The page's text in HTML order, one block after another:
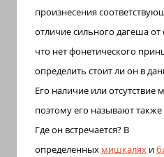
произнесения
отличие сильного дагеша от
что нет фонетического
определить стоит ли он в
Его наличие или отсутствие
поэтому его называют
Где он встречается? В
определенных мишкалях и